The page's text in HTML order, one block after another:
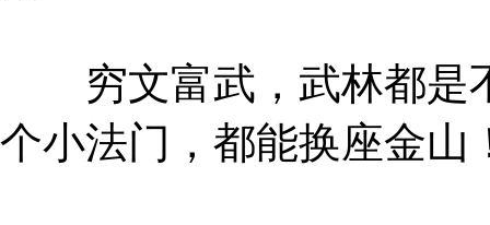
穷文富武，武林都是
个小法门，都能换座金山